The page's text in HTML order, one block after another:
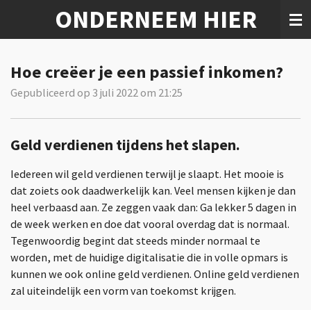
de
hoofdinhoud
ONDERNEEM HIER
Hoe creëer je een passief inkomen?
Gepubliceerd op 3 juli 2022 om 21:25
Geld verdienen tijdens het slapen.
Iedereen wil geld verdienen terwijl je slaapt. Het mooie is
dat zoiets ook daadwerkelijk kan. Veel mensen kijken je dan
heel verbaasd aan. Ze zeggen vaak dan: Ga lekker 5 dagen in
de week werken en doe dat vooral overdag dat is normaal.
Tegenwoordig begint dat steeds minder normaal te
worden, met de huidige digitalisatie die in volle opmars is
kunnen we ook online geld verdienen. Online geld verdienen
zal uiteindelijk een vorm van toekomst krijgen.